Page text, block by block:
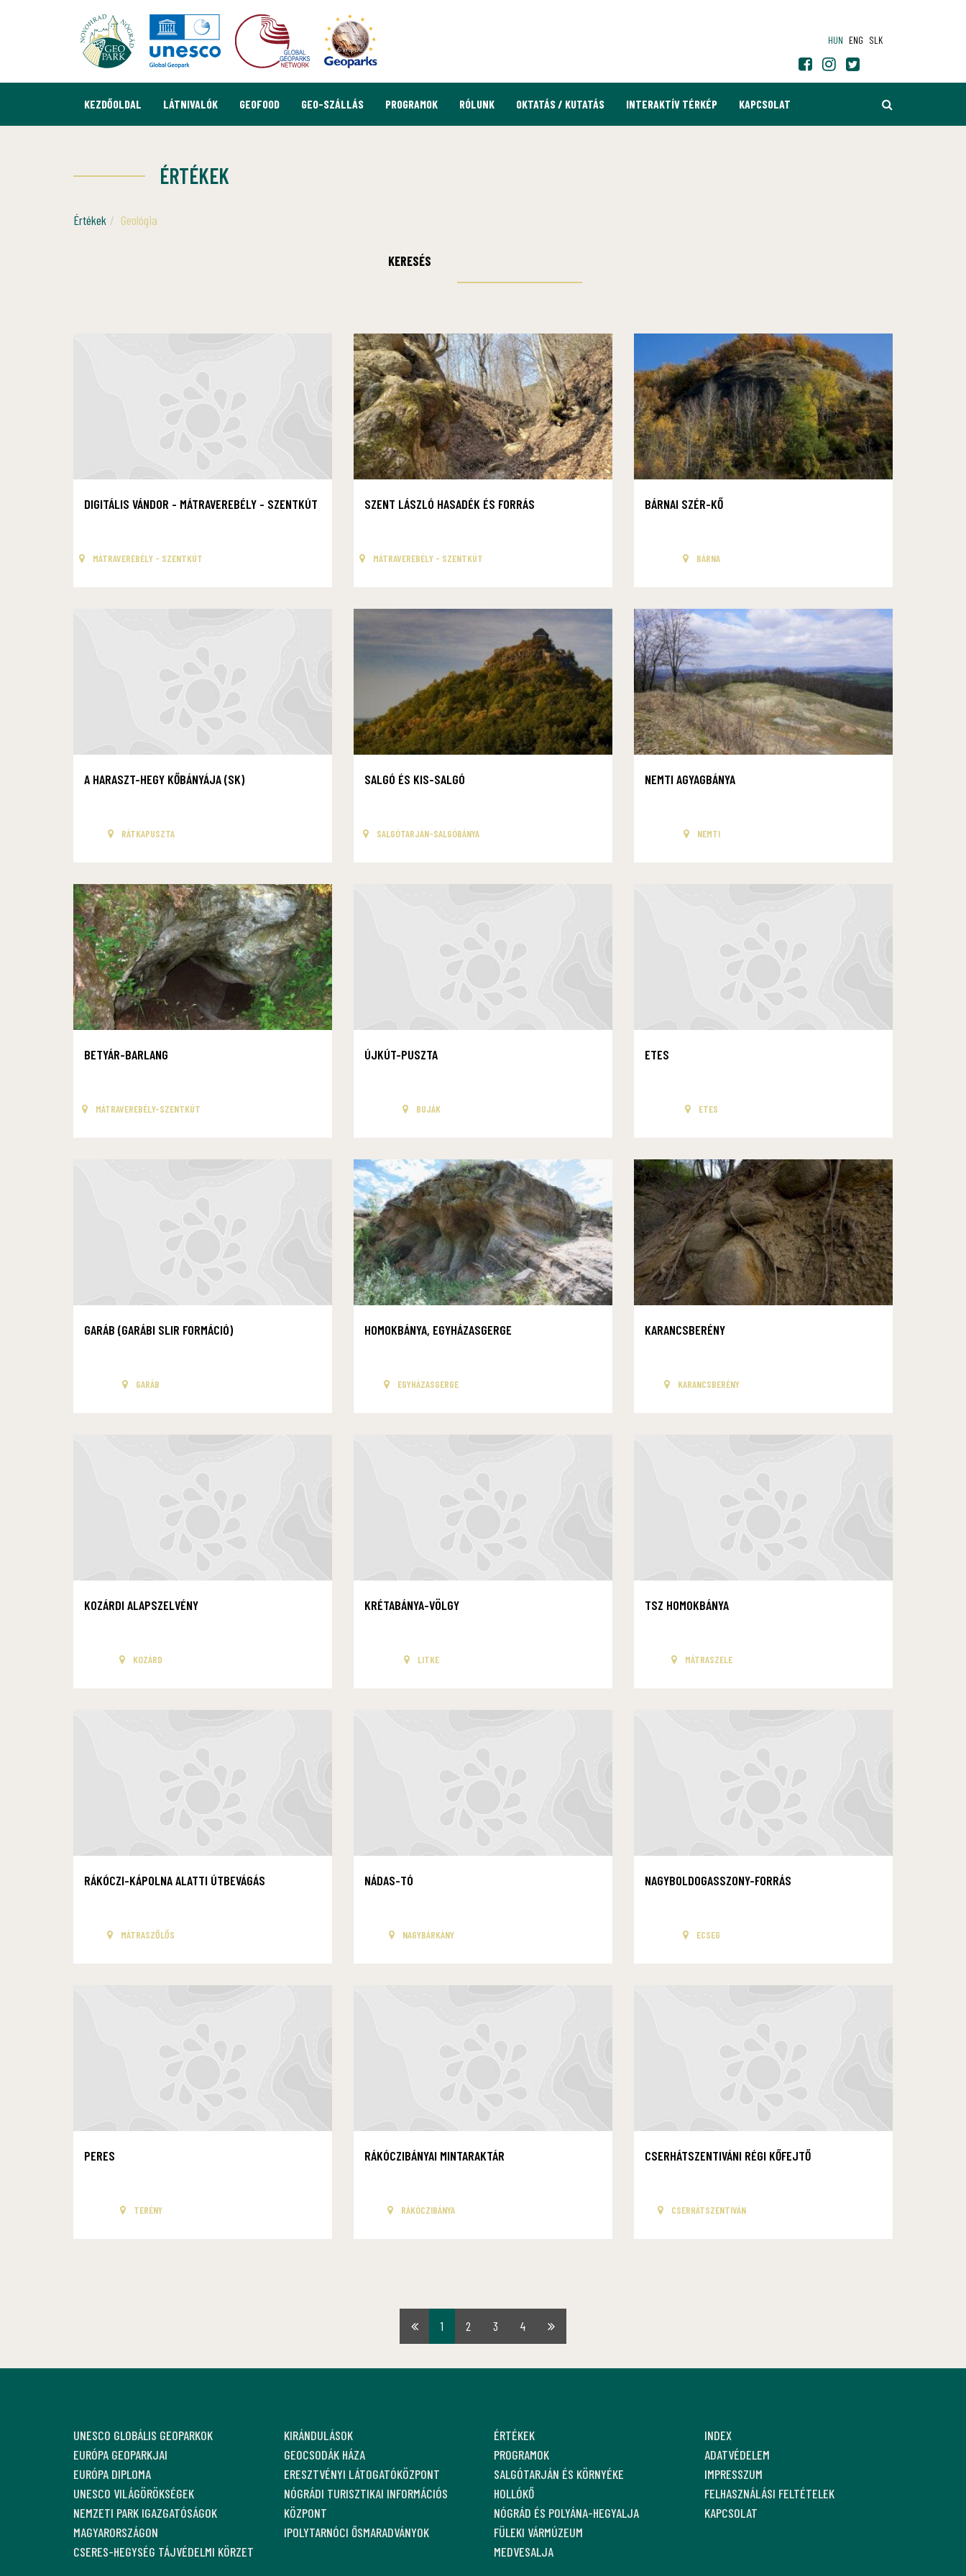
HUN ENG SLK
KEZDŐOLDAL LÁTNIVALÓK GEOFOOD GEO-SZÁLLÁS PROGRAMOK RÓLUNK OKTATÁS / KUTATÁS INTERAKTÍV TÉRKÉP KAPCSOLAT
ÉRTÉKEK
Értékek Geológia
KERESÉS
DIGITÁLIS VÁNDOR - MÁTRAVEREBÉLY - SZENTKÚT
MÁTRAVEREBÉLY - SZENTKÚT
SZENT LÁSZLÓ HASADÉK ÉS FORRÁS
MÁTRAVEREBÉLY - SZENTKÚT
BÁRNAI SZÉR-KŐ
BÁRNA
A HARASZT-HEGY KŐBÁNYÁJA (SK)
RÁTKAPUSZTA
SALGÓ ÉS KIS-SALGÓ
SALGÓTARJÁN-SALGÓBÁNYA
NEMTI AGYAGBÁNYA
NEMTI
BETYÁR-BARLANG
MÁTRAVEREBÉLY-SZENTKÚT
ÚJKÚT-PUSZTA
BUJÁK
ETES
ETES
GARÁB (GARÁBI SLIR FORMÁCIÓ)
GARÁB
HOMOKBÁNYA, EGYHÁZASGERGE
EGYHÁZASGERGE
KARANCSBERÉNY
KARANCSBERÉNY
KOZÁRDI ALAPSZELVÉNY
KOZÁRD
KRÉTABÁNYA-VÖLGY
LITKE
TSZ HOMOKBÁNYA
MÁTRASZELE
RÁKÓCZI-KÁPOLNA ALATTI ÚTBEVÁGÁS
MÁTRASZŐLŐS
NÁDAS-TÓ
NAGYBÁRKÁNY
NAGYBOLDOGASSZONY-FORRÁS
ECSEG
PERES
TERÉNY
RÁKÓCZIBÁNYAI MINTARAKTÁR
RÁKÓCZIBÁNYA
CSERHÁTSZENTIVÁNI RÉGI KŐFEJTŐ
CSERHÁTSZENTIVÁN
Első1 2 3 4
Utolsó
UNESCO GLOBÁLIS GEOPARKOK
EURÓPA GEOPARKJAI
EURÓPA DIPLOMA
UNESCO VILÁGÖRÖKSÉGEK
NEMZETI PARK IGAZGATÓSÁGOK
MAGYARORSZÁGON
CSERES-HEGYSÉG TÁJVÉDELMI KÖRZET
KIRÁNDULÁSOK
GEOCSODÁK HÁZA
ERESZTVÉNYI LÁTOGATÓKÖZPONT
NÓGRÁDI TURISZTIKAI INFORMÁCIÓS
KÖZPONT
IPOLYTARNÓCI ŐSMARADVÁNYOK
ÉRTÉKEK
PROGRAMOK
SALGÓTARJÁN ÉS KÖRNYÉKE
HOLLÓKŐ
NÓGRÁD ÉS POLYÁNA-HEGYALJA
FÜLEKI VÁRMÚZEUM
MEDVESALJA
INDEX
ADATVÉDELEM
IMPRESSZUM
FELHASZNÁLÁSI FELTÉTELEK
KAPCSOLAT